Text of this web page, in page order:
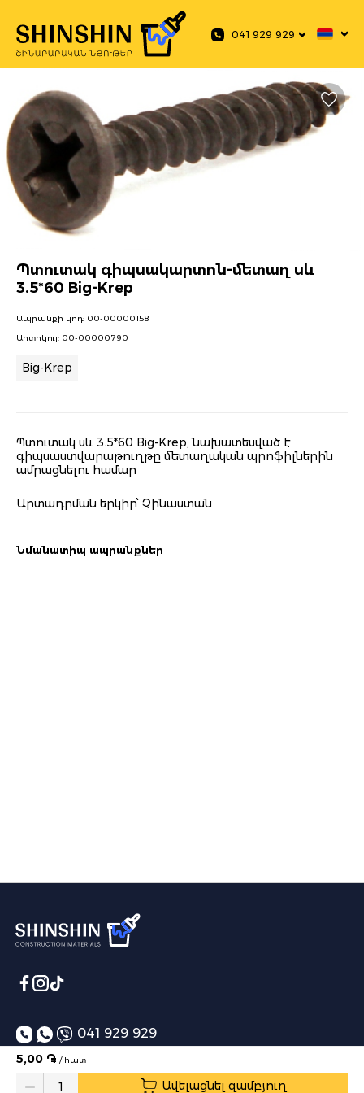
041 929 929
Պտուտակ գիպսակարտոն-մետաղ սև
3.5*60 Big-Krep
Ապրանքի կոդ: 00-00000158
Արտիկուլ: 00-00000790
Big-Krep
Պտուտակ սև 3.5*60 Big-Krep, նախատեսված է
գիպսաստվարաթուղթը մետաղական պրոֆիլներին
ամրացնելու համար
Արտադրման երկիր՝ Չինաստան
5,00 ֏ / հատ
Quantity Ավելացնել զամբյուղ
Նմանատիպ ապրանքներ
041 929 929
info@shinshin.am
Առաքման ժամեր՝ 10:00-19:00